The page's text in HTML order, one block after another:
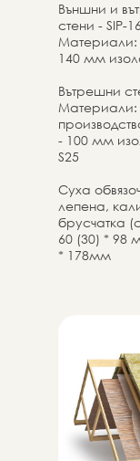
Външни и
стени - SIP-
Материали:
140 мм
Вътрешни
Материали:
- 100 мм
S25
Суха
лепена,
брусчатка
60 (30) * 98
* 178мм